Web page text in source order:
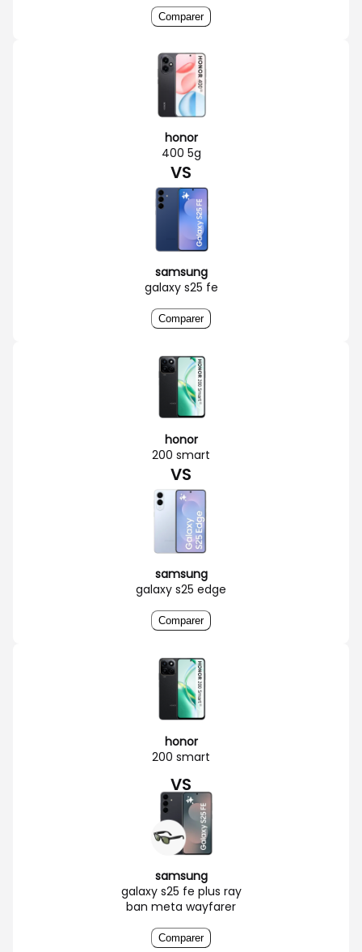
Comparer
honor
400 5g
VS
samsung
galaxy s25 fe
Comparer
honor
200 smart
VS
samsung
galaxy s25 edge
Comparer
honor
200 smart
VS
samsung
galaxy s25 fe plus ray
ban meta wayfarer
Comparer